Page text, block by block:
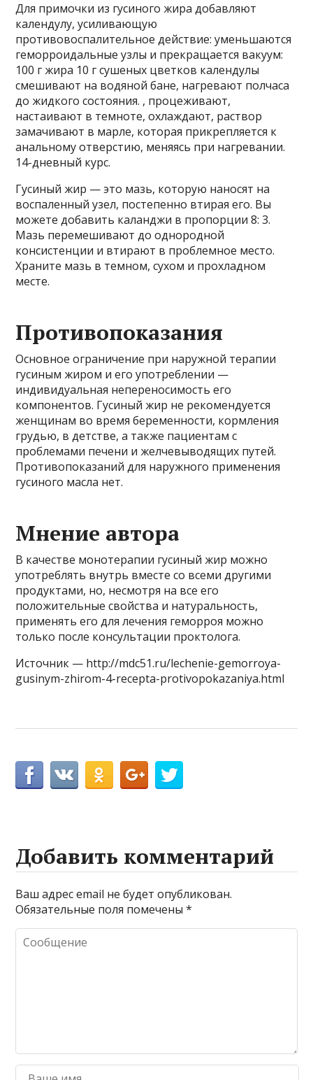
Для примочки из гусиного жира добавляют
календулу, усиливающую
противовоспалительное действие: уменьшаются
геморроидальные узлы и прекращается вакуум:
100 г жира 10 г сушеных цветков календулы
смешивают на водяной бане, нагревают полчаса
до жидкого состояния. , процеживают,
настаивают в темноте, охлаждают, раствор
замачивают в марле, которая прикрепляется к
анальному отверстию, меняясь при нагревании.
14-дневный курс.
Гусиный жир — это мазь, которую наносят на
воспаленный узел, постепенно втирая его. Вы
можете добавить каланджи в пропорции 8: 3.
Мазь перемешивают до однородной
консистенции и втирают в проблемное место.
Храните мазь в темном, сухом и прохладном
месте.
Противопоказания
Основное ограничение при наружной терапии
гусиным жиром и его употреблении —
индивидуальная непереносимость его
компонентов. Гусиный жир не рекомендуется
женщинам во время беременности, кормления
грудью, в детстве, а также пациентам с
проблемами печени и желчевыводящих путей.
Противопоказаний для наружного применения
гусиного масла нет.
Мнение автора
В качестве монотерапии гусиный жир можно
употреблять внутрь вместе со всеми другими
продуктами, но, несмотря на все его
положительные свойства и натуральность,
применять его для лечения геморроя можно
только после консультации проктолога.
Источник — http://mdc51.ru/lechenie-gemorroya-
gusinym-zhirom-4-recepta-protivopokazaniya.html
Добавить комментарий
Ваш адрес email не будет опубликован.
Обязательные поля помечены*